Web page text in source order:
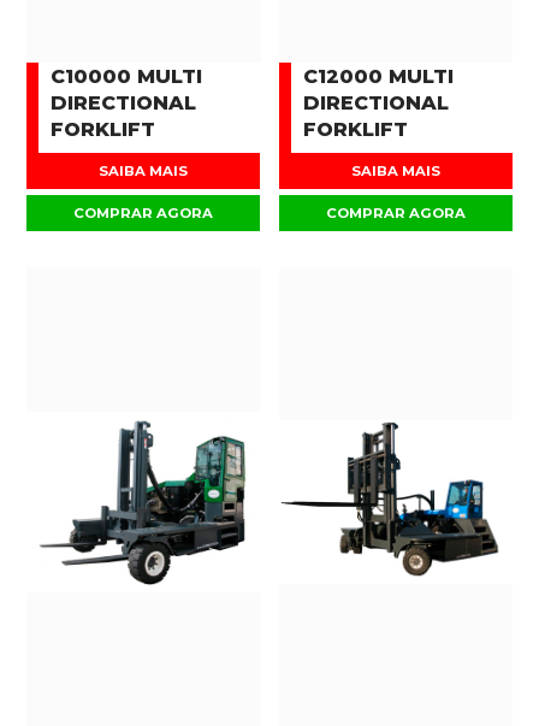
C10000 MULTI
DIRECTIONAL
FORKLIFT
SAIBA MAIS
COMPRAR AGORA
C12000 MULTI
DIRECTIONAL
FORKLIFT
SAIBA MAIS
COMPRAR AGORA